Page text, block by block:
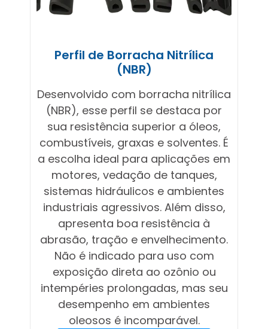
Perfil de Borracha Nitrílica
(NBR)
Desenvolvido com borracha nitrílica
(NBR), esse perfil se destaca por
sua resistência superior a óleos,
combustíveis, graxas e solventes. É
a escolha ideal para aplicações em
motores, vedação de tanques,
sistemas hidráulicos e ambientes
industriais agressivos. Além disso,
apresenta boa resistência à
abrasão, tração e envelhecimento.
Não é indicado para uso com
exposição direta ao ozônio ou
intempéries prolongadas, mas seu
desempenho em ambientes
oleosos é incomparável.